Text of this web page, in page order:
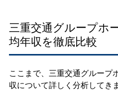
三重交通グループホ
均年収を徹底比較
ここまで、三重交通グループ
収について詳しく分析してき